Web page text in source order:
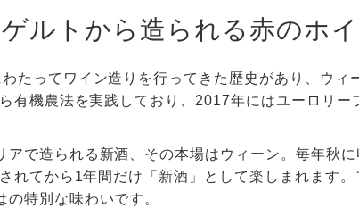
ルトから造られる赤のホイ
たってワイン造りを行ってきた歴史があり、ウィ
有機農法を実践しており、2017年にはユーロリー
アで造られる新酒、その本場はウィーン。毎年秋
されてから1年間だけ「新酒」として楽しまれます
特別な味わいです。